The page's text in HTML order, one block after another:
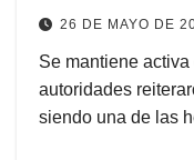
26 DE MAYO DE
Se mantiene
autoridades
siendo una de las